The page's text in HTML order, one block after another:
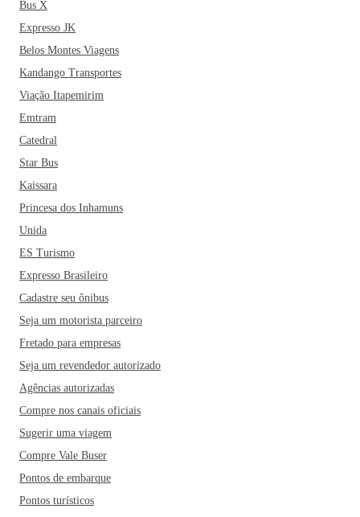
Bus X
Expresso JK
Belos Montes Viagens
Kandango Transportes
Viação Itapemirim
Emtram
Catedral
Star Bus
Kaissara
Princesa dos Inhamuns
Unida
ES Turismo
Expresso Brasileiro
Cadastre seu ônibus
Seja um motorista parceiro
Fretado para empresas
Seja um revendedor autorizado
Agências autorizadas
Compre nos canais oficiais
Sugerir uma viagem
Compre Vale Buser
Pontos de embarque
Pontos turísticos